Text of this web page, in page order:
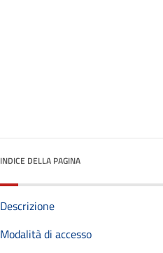
INDICE DELLA PAGINA
Descrizione
Modalità di accesso